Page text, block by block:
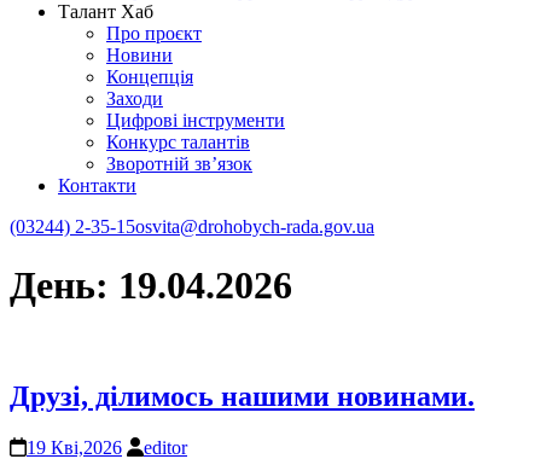
Талант Хаб
Про проєкт
Новини
Концепція
Заходи
Цифрові інструменти
Конкурс талантів
Зворотній зв’язок
Контакти
(03244) 2-35-15osvita@drohobych-rada.gov.ua
День: 19.04.2026
Друзі, ділимось нашими новинами.
19 Кві,2026
editor